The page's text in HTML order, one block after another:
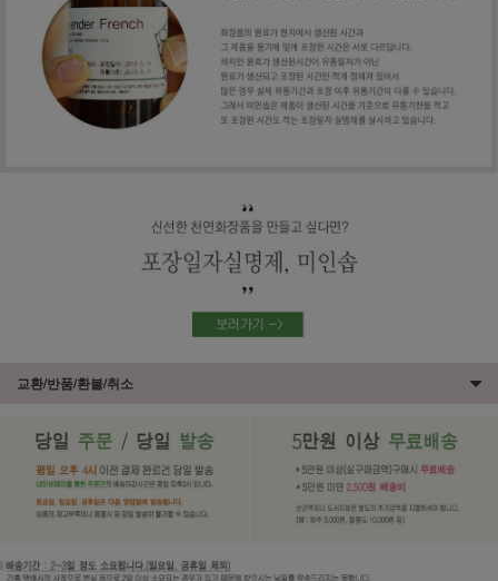
교환/반품/환불/취소